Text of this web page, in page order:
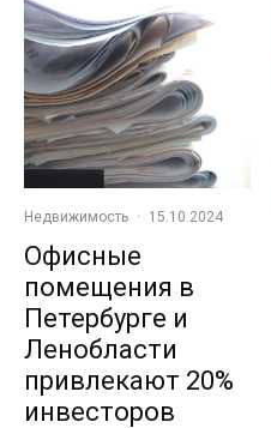
Недвижимость · 15.10.2024
Офисные
помещения в
Петербурге и
Ленобласти
привлекают 20%
инвесторов